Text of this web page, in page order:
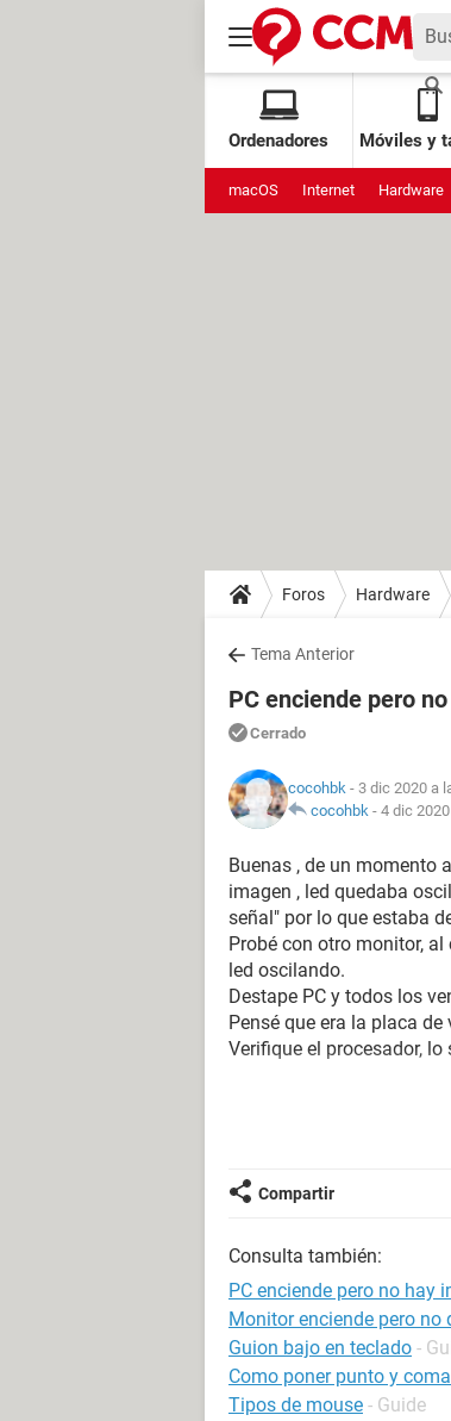
Ordenadores Móviles y
macOS Internet Hardware
Foros Hardware
Tema Anterior
PC enciende pero
Cerrado
cocohbk - 3 dic 2020 a
cocohbk - 4 dic
Buenas , de un momento
imagen , led quedaba
señal" por lo que estaba
Probé con otro monitor,
led oscilando.
Destape PC y todos los
Pensé que era la placa
Verifique el procesador,
conecto a mi PC
Que mas podría revisar,
Compartir
Consulta también:
PC enciende pero no hay
Monitor enciende pero no
Guion bajo en teclado -
Como poner punto y
Tipos de mouse - Guide